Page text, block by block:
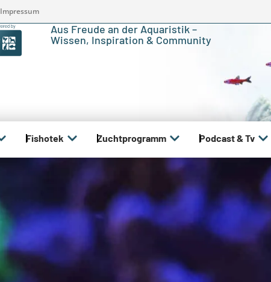
Impressum
Aus Freude an der Aquaristik –
Wissen, Inspiration & Community
Fishotek Zuchtprogramm Podcast & Tv